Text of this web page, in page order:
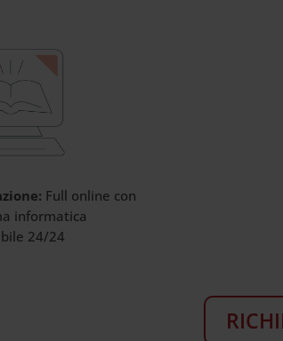
Full online con
informatica
24/24